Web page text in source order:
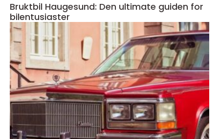
Bruktbil Haugesund: Den ultimate guiden for
bilentusiaster